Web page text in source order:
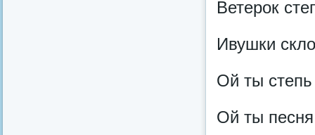
Ветерок
Ивушки
Ой ты
Ой ты песня